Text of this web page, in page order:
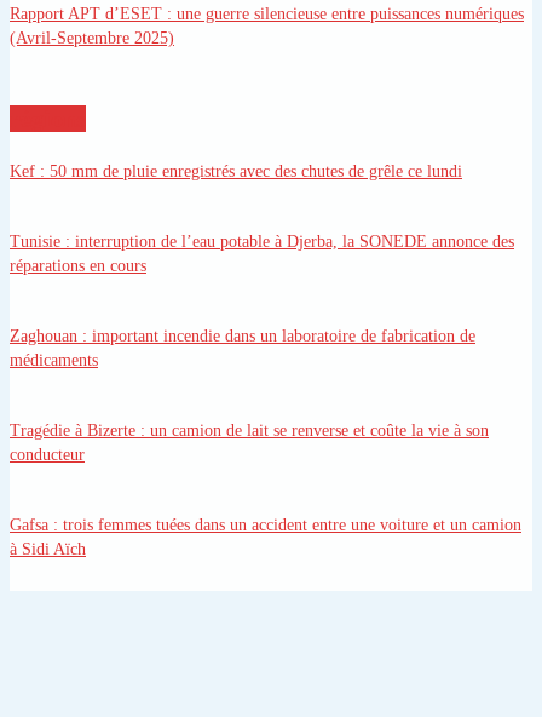
Rapport APT d’ESET : une guerre silencieuse entre puissances numériques
(Avril-Septembre 2025)
Kef : 50 mm de pluie enregistrés avec des chutes de grêle ce lundi
Tunisie : interruption de l’eau potable à Djerba, la SONEDE annonce des
réparations en cours
Zaghouan : important incendie dans un laboratoire de fabrication de
médicaments
Tragédie à Bizerte : un camion de lait se renverse et coûte la vie à son
conducteur
Gafsa : trois femmes tuées dans un accident entre une voiture et un camion
à Sidi Aïch